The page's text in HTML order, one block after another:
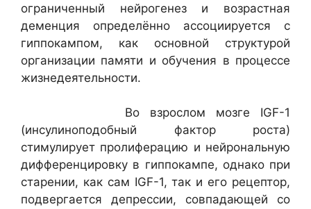
ограниченный нейрогенез и возрастная
деменция определённо ассоциируется с
гиппокампом, как основной структурой
организации памяти и обучения в процессе
жизнедеятельности.
Во взрослом мозге IGF-1
(инсулиноподобный фактор роста)
стимулирует пролиферацию и нейрональную
дифференцировку в гиппокампе, однако при
старении, как сам IGF-1, так и его рецептор,
подвергается депрессии, совпадающей со